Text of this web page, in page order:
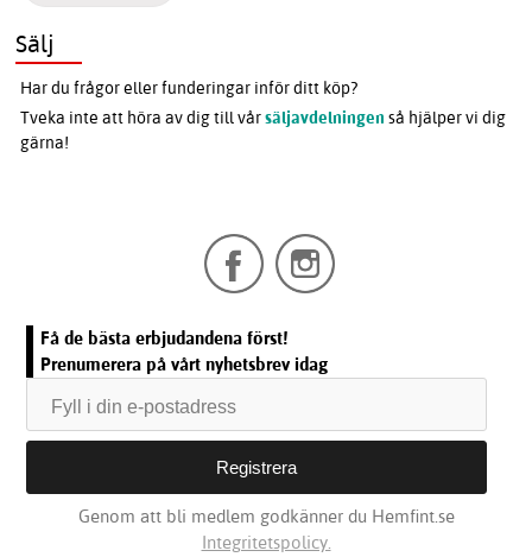
Sälj
Har du frågor eller funderingar inför ditt köp?
Tveka inte att höra av dig till vårsäljavdelningen så hjälper vi dig
gärna!
Få de bästa erbjudandena först!
Prenumerera på vårt nyhetsbrev idag
Genom att bli medlem godkänner du Hemfint.se
Integritetspolicy.